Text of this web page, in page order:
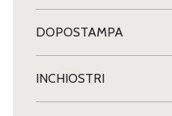
DOPOSTAMPA
INCHIOSTRI